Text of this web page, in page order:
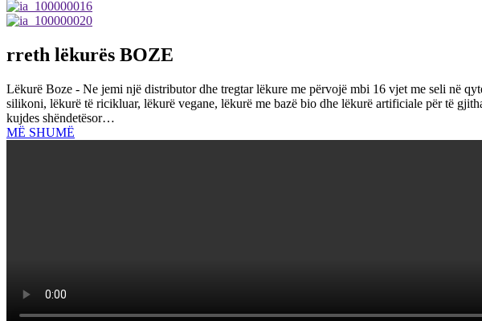
rreth lëkurës BOZE
Lëkurë Boze - Ne jemi një distributor dhe tregtar lëkure me përvojë mbi 16 vjet me seli në
silikoni, lëkurë të ricikluar, lëkurë vegane, lëkurë me bazë bio dhe lëkurë artificiale për të
kujdes shëndetësor…
MË SHUMË